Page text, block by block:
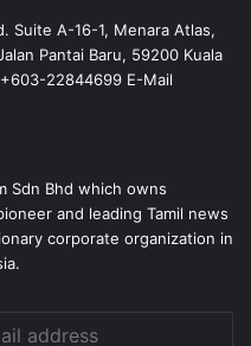
Suite A-16-1, Menara Atlas,
Pantai Baru, 59200 Kuala
22844699 E-Mail
Sdn Bhd which owns
and leading Tamil news
corporate organization in